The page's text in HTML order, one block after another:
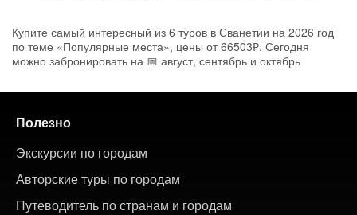
Купите самый интересный из 6 туров в Сванетии на 2026 год
по теме «Популярные места», цены от 66503₽. Сегодня
можно забронировать на 📅 август, сентябрь и октябрь
Полезно
Экскурсии по городам
Авторские туры по городам
Путеводитель по странам и городам